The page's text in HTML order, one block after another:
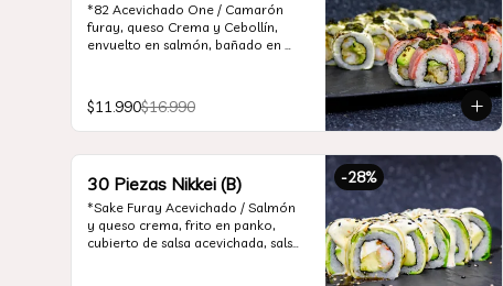
*82 Acevichado One / Camarón
furay, queso Crema y Cebollín,
envuelto en salmón, bañado en
*74 Ceviche Hot Rolls / Camarón
furay y cebollin, frito en panko
cubierto de ceviche hot.
salsa teriyaki 30ml
$11.990$16.990
-28%
30 Piezas Nikkei (B)
*Sake Furay Acevichado / Salmón
y queso crema, frito en panko,
cubierto de salsa acevichada, salsa